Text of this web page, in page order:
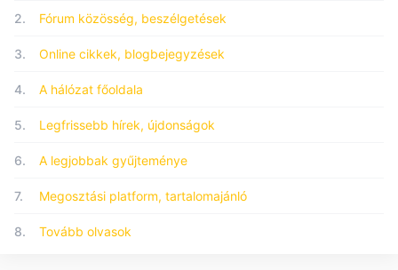
2. Fórum közösség, beszélgetések
3. Online cikkek, blogbejegyzések
4. A hálózat főoldala
5. Legfrissebb hírek, újdonságok
6. A legjobbak gyűjteménye
7. Megosztási platform, tartalomajánló
8. Tovább olvasok